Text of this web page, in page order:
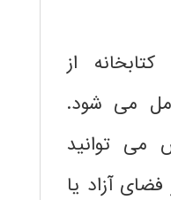
کتابخانه از
می شود.
می توانید
آزاد یا